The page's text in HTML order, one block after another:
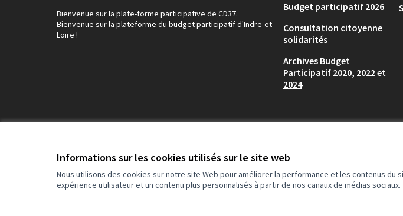
Informations sur les cookies utilisés sur le site web
Nous utilisons des cookies sur notre site Web pour améliorer la performance et les contenus du
expérience utilisateur et un contenu plus personnalisés à partir de nos canaux de médias sociaux.
Bienvenue sur la plate-forme participative de CD37.
Bienvenue sur la plateforme du budget participatif d'Indre-et-
Loire !
Budget participatif 2026
Consultation citoyenne
solidarités
Archives Budget
Participatif 2020, 2022 et
2024